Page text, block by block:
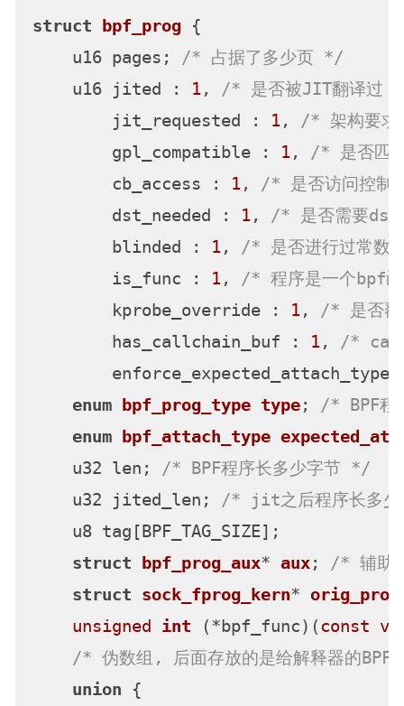
struct bpf_prog {
    u16 pages;
/* 占据了多少页 */
    u16 jited :
1, /* 是否被JIT翻译过
        jit_requested :
1, /* 架构要求
        gpl_compatible :
1, /* 是否匹
        cb_access :
1, /* 是否访问控
        dst_needed :
1, /* 是否需要
        blinded :
1, /* 是否进行过常数
        is_func :
1, /* 程序是一个bpf
        kprobe_override :
1, /* 是否
        has_callchain_buf :
1, /*
enforce_expected_attach_type
enum bpf_prog_type type;
/* BPF程
enum bpf_attach_type
    u32 len;
/* BPF程序长多少字节 */
    u32 jited_len;
/* jit之后程序长多
    u8 tag[BPF_TAG_SIZE];
struct bpf_prog_aux* aux;
/* 辅助
struct sock_fprog_kern* orig_prog
unsigned int (*bpf_func) (const
/* 伪数组, 后面存放的是给解释器的
union {